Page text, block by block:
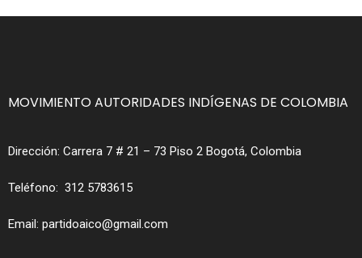
MOVIMIENTO AUTORIDADES INDÍGENAS DE COLOMBIA
Dirección: Carrera 7 # 21 – 73 Piso 2 Bogotá, Colombia
Teléfono: 312 5783615
Email: partidoaico@gmail.com